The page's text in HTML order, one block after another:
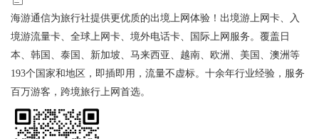
海游通信为旅行社提供更优质的出境上网体验！出境游上网卡、入
境游流量卡、全球上网卡、境外电话卡、国际上网服务。覆盖日
本、韩国、泰国、新加坡、马来西亚、越南、欧洲、美国、澳洲等
193个国家和地区，即插即用，流量不虚标。十余年行业经验，服务
百万游客，跨境旅行上网首选。